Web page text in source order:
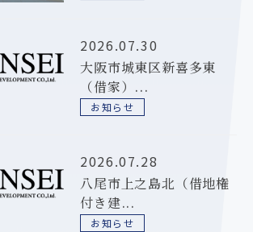
2026.07.30
大阪市城東区新喜多東
（借家）...
お知らせ
2026.07.28
八尾市上之島北（借地権
付き建...
お知らせ